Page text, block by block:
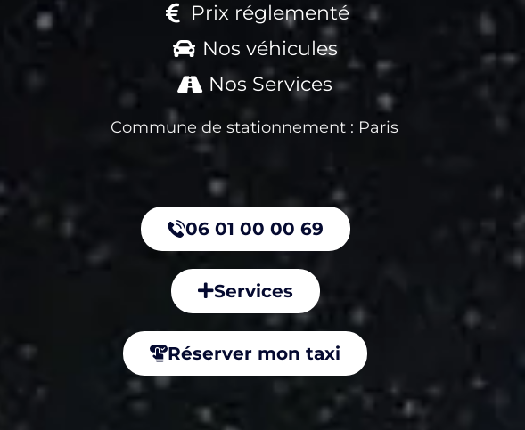
Prix réglementé
Nos véhicules
Nos Services
Commune de stationnement : Paris
06 01 00 00 69
Services
Réserver mon taxi